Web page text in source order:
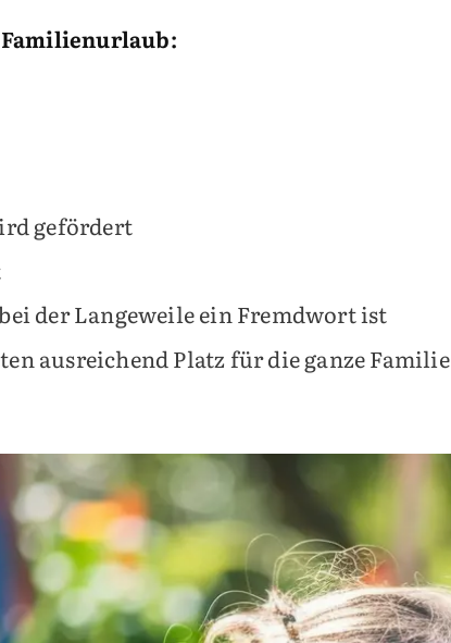
gefördert
der Langeweile ein Fremdwort ist
ausreichend Platz für die ganze Familie